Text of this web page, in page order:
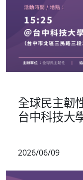
全球民主韌
台中科技大
2026/06/09